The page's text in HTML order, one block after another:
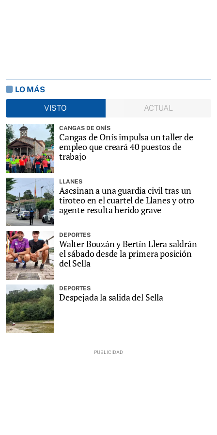
LO MÁS
VISTO
ACTUAL
CANGAS DE ONÍS
Cangas de Onís impulsa un taller de
empleo que creará 40 puestos de
trabajo
LLANES
Asesinan a una guardia civil tras un
tiroteo en el cuartel de Llanes y otro
agente resulta herido grave
DEPORTES
Walter Bouzán y Bertín Llera saldrán
el sábado desde la primera posición
del Sella
DEPORTES
Despejada la salida del Sella